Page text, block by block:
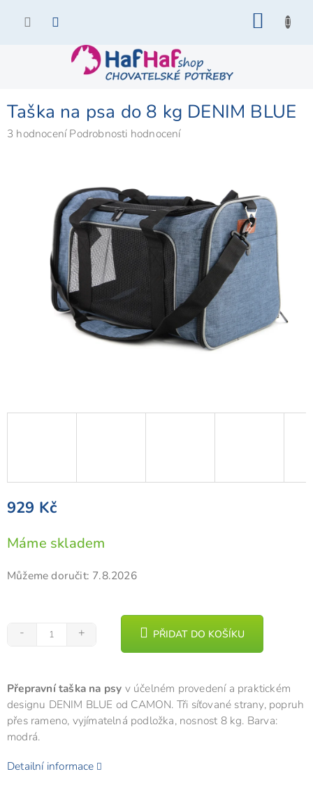
Taška na psa do 8 kg DENIM BLUE
Průměrné
hvězdiček.
3 hodnocení Podrobnosti hodnocení
929 Kč
Měrná
cena:
Máme skladem
Můžeme doručit: 7.8.2026
PŘIDAT DO KOŠÍKU
Přepravní taška na psy v účelném provedení a praktickém
designu DENIM BLUE od CAMON. Tři síťované strany, popruh
přes rameno, vyjímatelná podložka, nosnost 8 kg. Barva:
modrá.
Detailní informace